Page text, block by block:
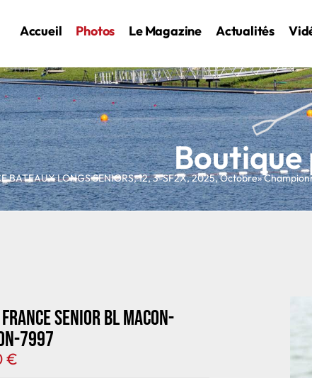
Accueil Photos Le Magazine Actualités
Boutique
BATEAUX LONGS SENIORS,12,3-SF2X,2025,Octobre»
senior BL Macon-
7997
€